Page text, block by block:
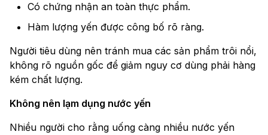
Có chứng nhận an toàn thực phẩm.
Hàm lượng yến được công bố rõ ràng.
Người tiêu dùng nên tránh mua các sản phẩm trôi nổi,
không rõ nguồn gốc để giảm nguy cơ dùng phải hàng
kém chất lượng.
Không nên lạm dụng nước yến
Nhiều người cho rằng uống càng nhiều nước yến